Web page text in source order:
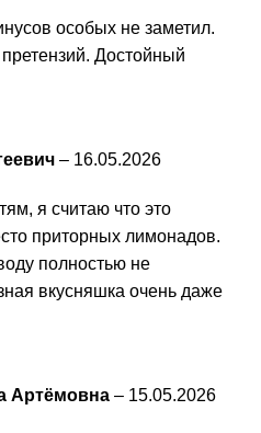
особых не заметил.
Достойный
– 16.05.2026
я считаю что это
приторных лимонадов.
полностью не
вкусняшка очень даже
Артёмовна – 15.05.2026